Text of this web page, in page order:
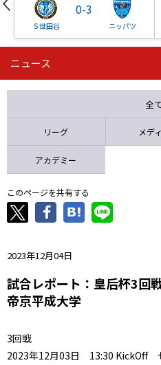
Ｓ世田谷
0-3
ニッパツ
第16節 09/05 (土) 15:00
ニッパツ
ニュース
全て
リーグ メデ
アカデミー
このページを共有する
2023年12月04日
試合レポート：皇后杯3
帝京平成大学
3回戦
2023年12月03日 13:30 KickOff